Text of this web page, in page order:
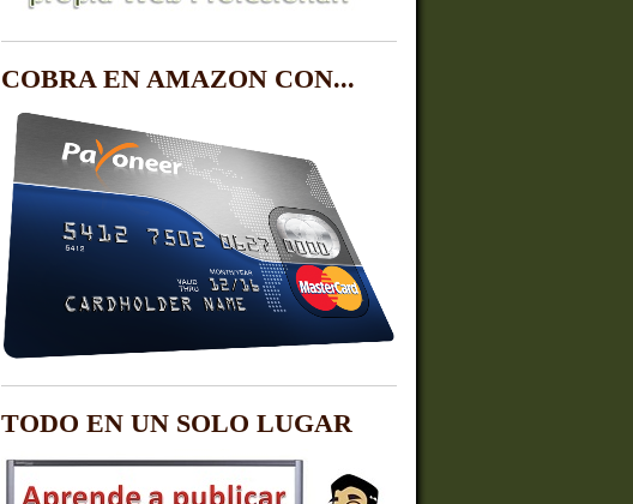
COBRA EN AMAZON CON...
TODO EN UN SOLO LUGAR